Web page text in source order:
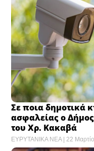
Σε ποια δημοτικά
ασφαλείας ο
του Χρ. Κακαβά
ΕΥΡΥΤΑΝΙΚΑ ΝΕΑ 22